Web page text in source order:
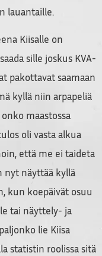
lauantaille.
Kiisalle on
sille joskus KVA-
pakottavat saamaan
kyllä niin arpapeliä
maastossa
oli vasta alkua
että me ei taideta
nyt näyttää kyllä
kun koepäivät osuu
tai näyttely- ja
lie Kiisa
statistin roolissa sitä